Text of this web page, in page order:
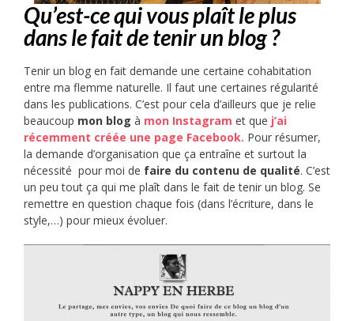
Qu’est-ce qui vous plaît le plus
dans le fait de tenir un blog ?
Tenir un blog en fait demande une certaine cohabitation
entre ma flemme naturelle. Il faut une certaines régularité
dans les publications. C’est pour cela d’ailleurs que je relie
beaucoup mon blog à mon Instagram et que j’ai
récemment créée une page Facebook. Pour résumer,
la demande d’organisation que ça entraîne et surtout la
nécessité pour moi de faire du contenu de qualité. C’est
un peu tout ça qui me plaît dans le fait de tenir un blog. Se
remettre en question chaque fois (dans l’écriture, dans le
style,…) pour mieux évoluer.